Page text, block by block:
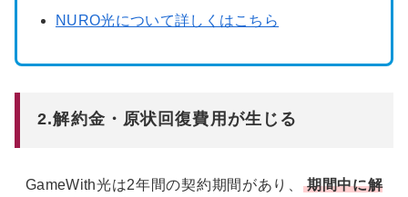
NURO光について詳しくはこちら
2.解約金・原状回復費用が生じる
GameWith光は2年間の契約期間があり、
期間中に解